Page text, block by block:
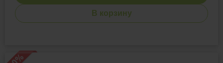
В корзину